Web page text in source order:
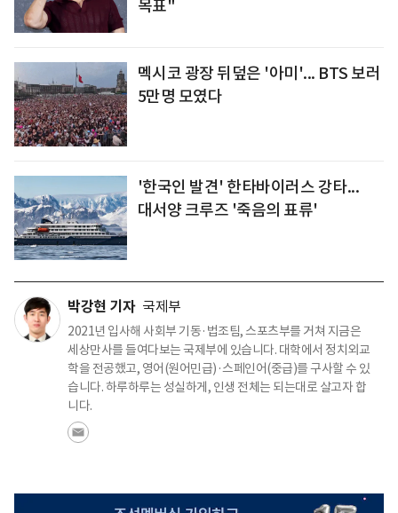
목표"
멕시코 광장 뒤덮은 '아미'... BTS 보러
5만명 모였다
'한국인 발견' 한타바이러스 강타...
대서양 크루즈 '죽음의 표류'
박강현 기자 국제부
2021년 입사해 사회부 기동·법조팀, 스포츠부를 거쳐 지금은
세상만사를 들여다보는 국제부에 있습니다. 대학에서 정치외교
학을 전공했고, 영어(원어민급)·스페인어(중급)를 구사할 수 있
습니다. 하루하루는 성실하게, 인생 전체는 되는대로 살고자 합
니다.